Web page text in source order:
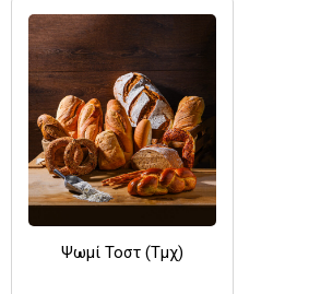
Ψωμί Τοστ (Τμχ)